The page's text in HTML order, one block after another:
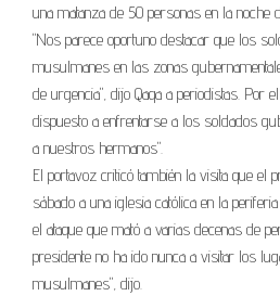
una matanza de 50 personas en la noche
"Nos parece oportuno destacar que los
musulmanes en las zonas
de urgencia", dijo Qaqa a periodistas. Por
dispuesto a enfrentarse a los soldados
a nuestros hermanos".
El portavoz criticó también la visita que el
sábado a una iglesia católica en la
el ataque que mató a varias decenas de
presidente no ha ido nunca a visitar los
musulmanes", dijo.